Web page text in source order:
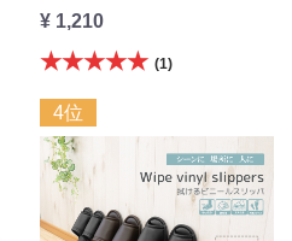
¥ 1,210
★★★★★ (1)
4位